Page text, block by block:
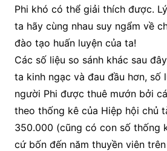
Phi khó có thể giải thích được.
ta hãy cùng nhau suy ngẩm về
đào tạo huấn luyện của ta!
Các số liệu so sánh khác sau
ta kinh ngạc và đau đầu hơn, số
người Phi được thuê mướn bởi
theo thống kê của Hiệp hội chủ
350.000 (cũng có con số thống
cứ bốn đến năm thuyền viên